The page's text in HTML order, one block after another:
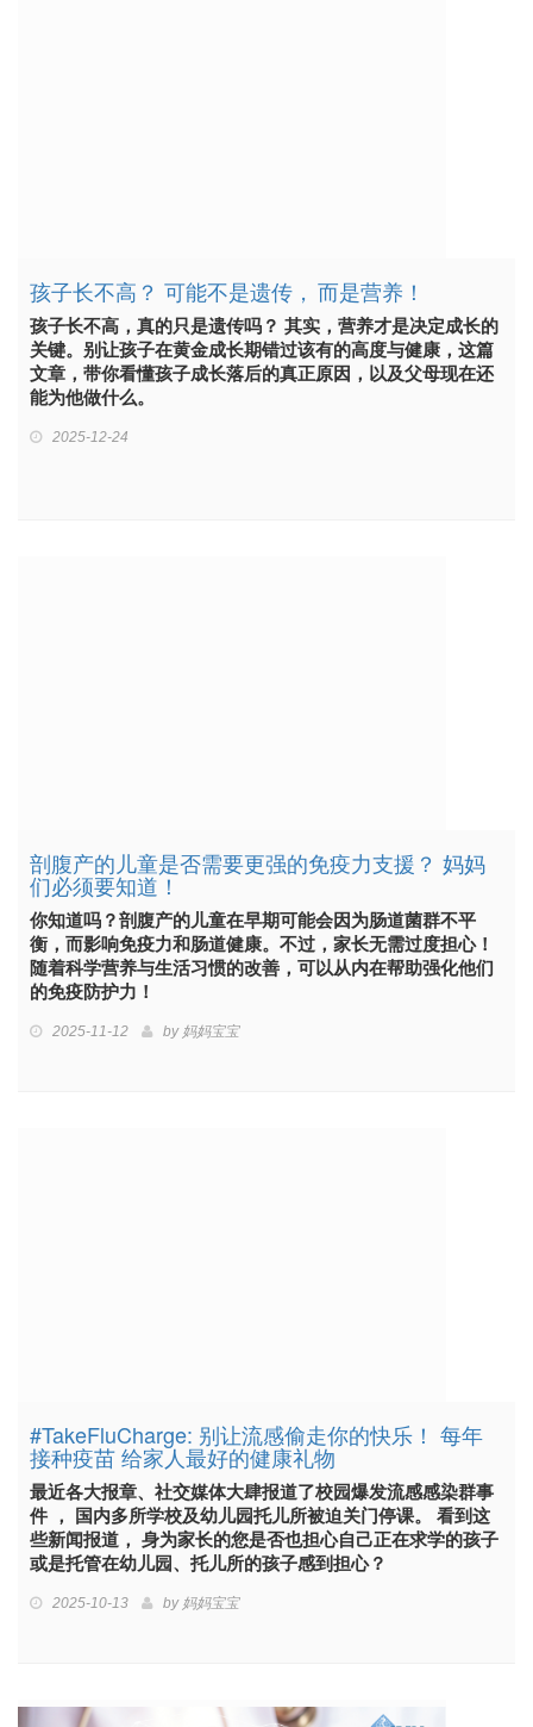
孩子长不高？ 可能不是遗传， 而是营养！
孩子长不高，真的只是遗传吗？ 其实，营养才是决定成长的
关键。别让孩子在黄金成长期错过该有的高度与健康，这篇
文章，带你看懂孩子成长落后的真正原因，以及父母现在还
能为他做什么。
2025-12-24
剖腹产的儿童是否需要更强的免疫力支援？ 妈妈
们必须要知道！
你知道吗？剖腹产的儿童在早期可能会因为肠道菌群不平
衡，而影响免疫力和肠道健康。不过，家长无需过度担心！
随着科学营养与生活习惯的改善，可以从内在帮助强化他们
的免疫防护力！
2025-11-12 by 妈妈宝宝
#TakeFluCharge: 别让流感偷走你的快乐！ 每年
接种疫苗 给家人最好的健康礼物
最近各大报章、社交媒体大肆报道了校园爆发流感感染群事
件 ， 国内多所学校及幼儿园托儿所被迫关门停课。 看到这
些新闻报道， 身为家长的您是否也担心自己正在求学的孩子
或是托管在幼儿园、托儿所的孩子感到担心？
2025-10-13 by 妈妈宝宝